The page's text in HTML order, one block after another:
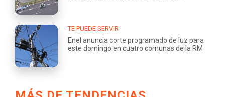
TE PUEDE SERVIR
Enel anuncia corte programado de luz para
este domingo en cuatro comunas de la RM